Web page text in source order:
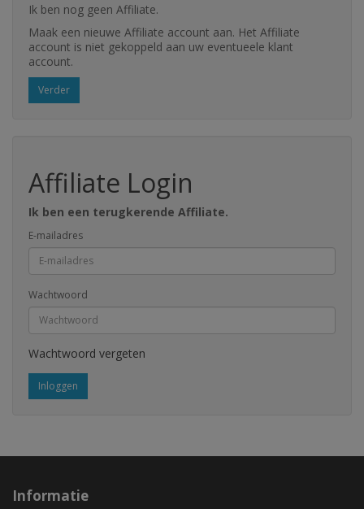
Ik ben nog geen Affiliate.
Maak een nieuwe Affiliate account aan. Het Affiliate
account is niet gekoppeld aan uw eventueele klant
account.
Verder
Affiliate Login
Ik ben een terugkerende Affiliate.
E-mailadres
Wachtwoord
Wachtwoord vergeten
Informatie